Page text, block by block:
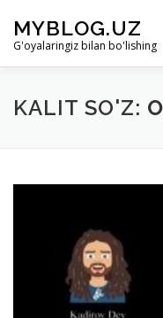
MYBLOG.UZ
G'oyalaringiz bilan bo'lishing
LOYIHA HAQIDA
KALIT SO'Z: